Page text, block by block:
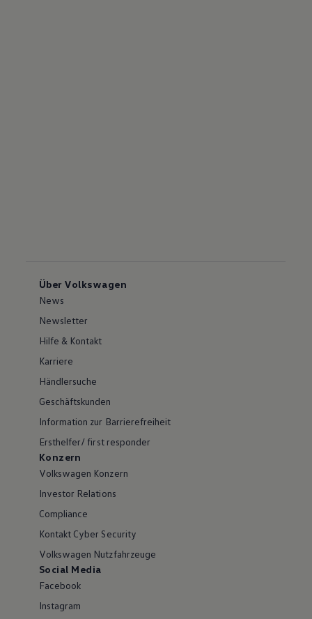
Über Volkswagen
News
Newsletter
Hilfe & Kontakt
Karriere
Händlersuche
Geschäftskunden
Information zur Barrierefreiheit
Ersthelfer/ first responder
Konzern
Volkswagen Konzern
Investor Relations
Compliance
Kontakt Cyber Security
Volkswagen Nutzfahrzeuge
Social Media
Facebook
Instagram